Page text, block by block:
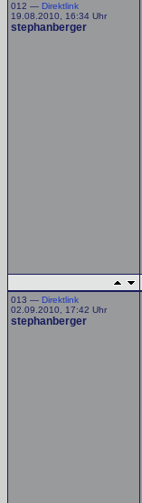
012 — Direktlink
19.08.2010, 16:34 Uhr
stephanberger
013 — Direktlink
02.09.2010, 17:42 Uhr
stephanberger